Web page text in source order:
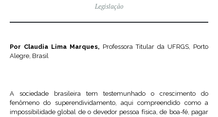
Legislação
Por Claudia Lima Marques, Professora Titular da UFRGS, Porto
Alegre, Brasil
A sociedade brasileira tem testemunhado o crescimento do
fenômeno do superendividamento, aqui compreendido como a
impossibilidade global de o devedor pessoa física, de boa-fé, pagar